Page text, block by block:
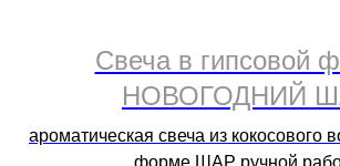
Свеча в гипсовой
НОВОГОДНИЙ
ароматическая свеча из кокосового